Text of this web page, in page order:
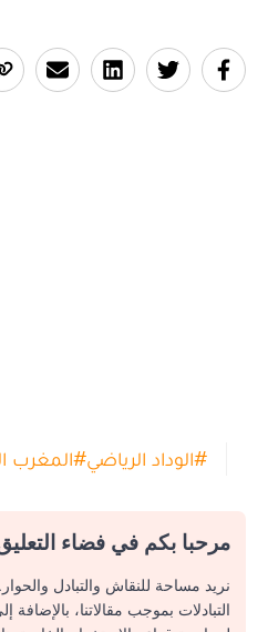
#الوداد الرياضي#المغرب
مرحبا بكم في فضاء
نريد مساحة للنقاش والتبادل
التبادلات بموجب مقالاتنا،